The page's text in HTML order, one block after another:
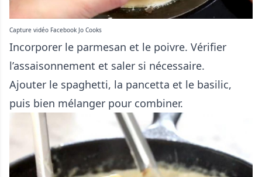
Capture vidéo Facebook Jo Cooks
Incorporer le parmesan et le poivre. Vérifier
l’assaisonnement et saler si nécessaire.
Ajouter le spaghetti, la pancetta et le basilic,
puis bien mélanger pour combiner.